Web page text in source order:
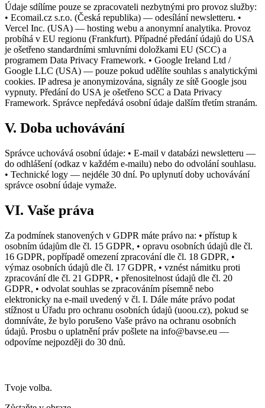
Údaje sdílíme pouze se zpracovateli nezbytnými pro provoz služby:
• Ecomail.cz s.r.o. (Česká republika) — odesílání newsletteru. •
Vercel Inc. (USA) — hosting webu a anonymní analytika. Provoz
probíhá v EU regionu (Frankfurt). Případné předání údajů do USA
je ošetřeno standardními smluvními doložkami EU (SCC) a
programem Data Privacy Framework. • Google Ireland Ltd /
Google LLC (USA) — pouze pokud udělíte souhlas s analytickými
cookies. IP adresa je anonymizována, signály ze sítě Google jsou
vypnuty. Předání do USA je ošetřeno SCC a Data Privacy
Framework. Správce nepředává osobní údaje dalším třetím stranám.
V. Doba uchovávání
Správce uchovává osobní údaje: • E-mail v databázi newsletteru —
do odhlášení (odkaz v každém e-mailu) nebo do odvolání souhlasu.
• Technické logy — nejdéle 30 dní. Po uplynutí doby uchovávání
správce osobní údaje vymaže.
VI. Vaše práva
Za podmínek stanovených v GDPR máte právo na: • přístup k
osobním údajům dle čl. 15 GDPR, • opravu osobních údajů dle čl.
16 GDPR, popřípadě omezení zpracování dle čl. 18 GDPR, •
výmaz osobních údajů dle čl. 17 GDPR, • vznést námitku proti
zpracování dle čl. 21 GDPR, • přenositelnost údajů dle čl. 20
GDPR, • odvolat souhlas se zpracováním písemně nebo
elektronicky na e-mail uvedený v čl. I. Dále máte právo podat
stížnost u Úřadu pro ochranu osobních údajů (uoou.cz), pokud se
domníváte, že bylo porušeno Vaše právo na ochranu osobních
údajů. Prosbu o uplatnění práv pošlete na info@bavse.eu —
odpovíme nejpozději do 30 dnů.
Tvoje volba.